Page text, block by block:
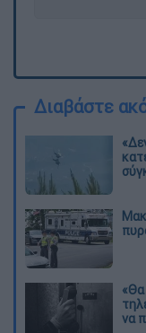
Διαβάστε
να